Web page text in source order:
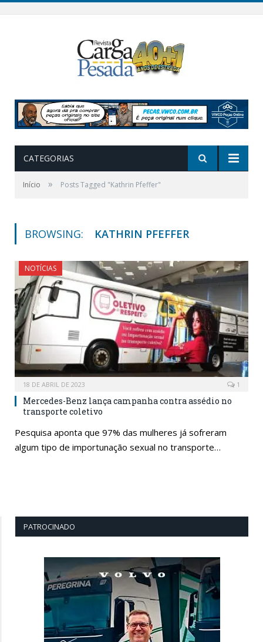
CATEGORIAS
Início » Posts Tagged "Kathrin Pfeffer"
BROWSING: KATHRIN PFEFFER
NOTÍCIAS
18 DE ABRIL DE 2023 1
Mercedes-Benz lança campanha contra assédio no
transporte coletivo
Pesquisa aponta que 97% das mulheres já sofreram
algum tipo de importunação sexual no transporte…
PATROCINADO